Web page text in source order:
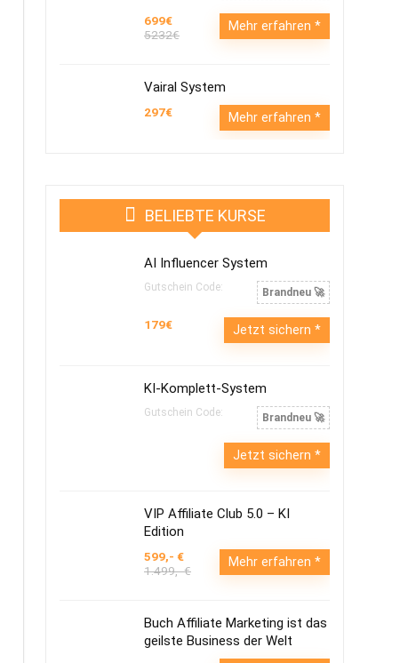
699€
5232€
Mehr erfahren
Vairal System
297€ Mehr erfahren
BELIEBTE KURSE
AI Influencer System
Gutschein Code: Brandneu 🚀
179€ Jetzt sichern
KI-Komplett-System
Gutschein Code: Brandneu 🚀
Jetzt sichern
VIP Affiliate Club 5.0 – KI
Edition
599,- €
1.499,- €
Mehr erfahren
Buch Affiliate Marketing ist das
geilste Business der Welt